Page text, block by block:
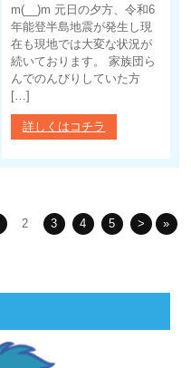
m(__)m 元日の夕方、令和6
年能登半島地震が発生し現
在も現地では大変な状況が
続いております。 家族団ら
んでのんびりしていた方
[…]
詳しくはコチラ
2 3 4 5 > »